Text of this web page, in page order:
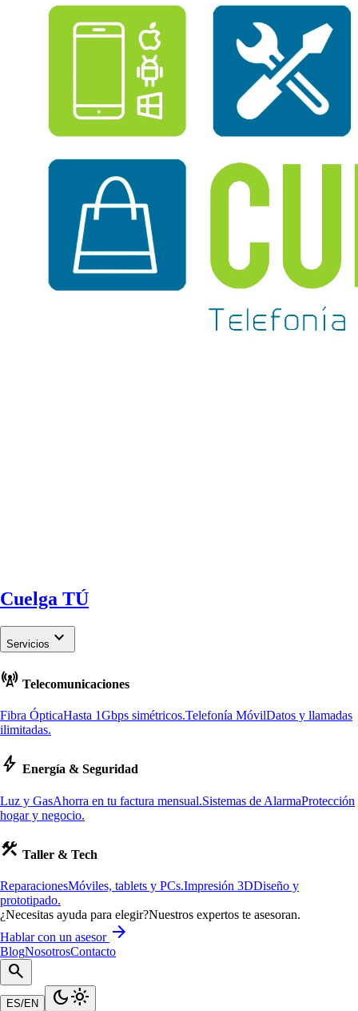
Cuelga TÚ
Servicios keyboard_arrow_down
cell_tower Telecomunicaciones
Fibra ÓpticaHasta 1Gbps simétricos.Telefonía MóvilDatos y llamadas
ilimitadas.
bolt Energía & Seguridad
Luz y GasAhorra en tu factura mensual.Sistemas de AlarmaProtección
hogar y negocio.
construction Taller & Tech
ReparacionesMóviles, tablets y PCs.Impresión 3DDiseño y
prototipado.
¿Necesitas ayuda para elegir?Nuestros expertos te asesoran.
Hablar con un asesor arrow_forward
BlogNosotrosContacto
search
ES/EN dark_modelight_mode